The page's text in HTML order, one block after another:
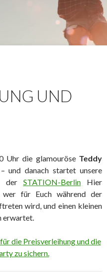
UND
Uhr die glamouröse Teddy
und danach startet unsere
der STATION-BerlinHier
für Euch während der
wird, und einen kleinen
erwartet.
die Preisverleihung und die
zu sichern.